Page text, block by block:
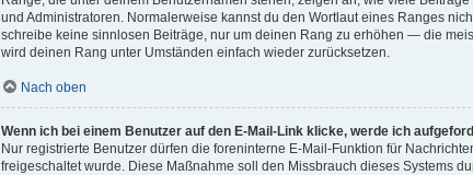
und Administratoren. Normalerweise kannst du den Wortlaut eines Ranges
schreibe keine sinnlosen Beiträge, nur um deinen Rang zu erhöhen — die
wird deinen Rang unter Umständen einfach wieder zurücksetzen.
Nach oben
Wenn ich bei einem Benutzer auf den E-Mail-Link klicke, werde ich
Nur registrierte Benutzer dürfen die foreninterne E-Mail-Funktion für
freigeschaltet wurde. Diese Maßnahme soll den Missbrauch dieses Systems